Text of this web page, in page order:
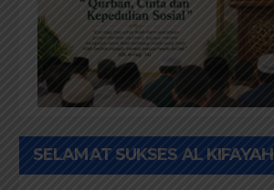
SELAMAT SUKSES AL KIFAYAH